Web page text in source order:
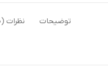
توضیحات نظرات (0)